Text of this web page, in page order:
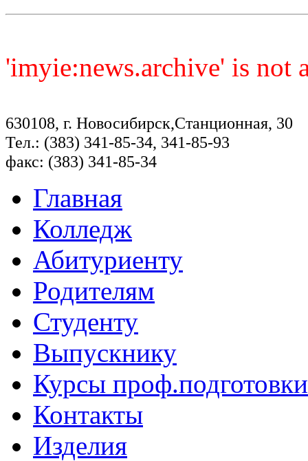
'imyie:news.archive' is not
630108, г. Новосибирск,Станционная, 30
Тел.: (383) 341-85-34, 341-85-93
факс: (383) 341-85-34
Главная
Колледж
Абитуриенту
Родителям
Студенту
Выпускнику
Курсы проф.подготовки
Контакты
Изделия